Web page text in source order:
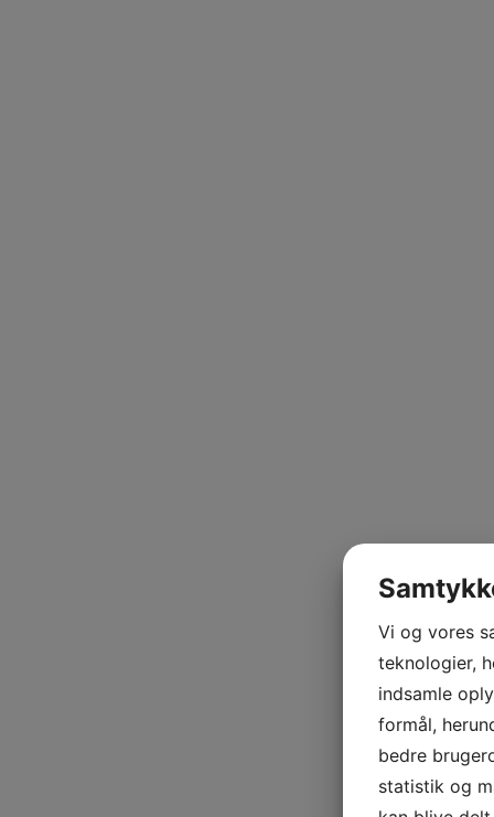
Vi og vores
teknologier,
indsamle
formål,
bedre
statistik og